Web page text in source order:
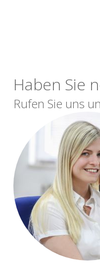
Haben Sie
Rufen Sie uns